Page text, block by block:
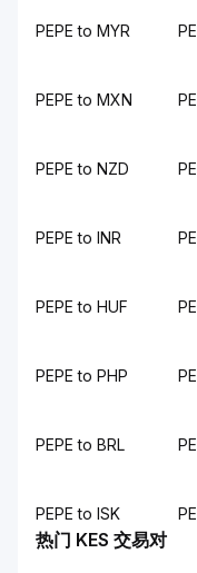
PEPE to MYR
PEPE to MXN
PEPE to NZD
PEPE to INR
PEPE to HUF
PEPE to PHP
PEPE to BRL
PEPE to ISK
热门 KES 交易对